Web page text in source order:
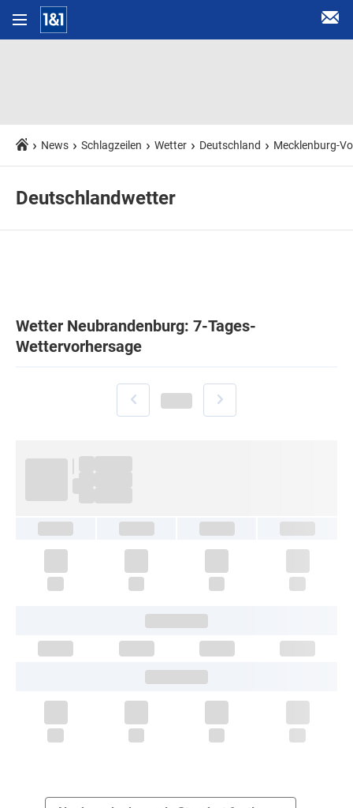
News Schlagzeilen Wetter Deutschland Mecklenburg-
Deutschlandwetter
Wetter Neubrandenburg: 7-Tages-
Wettervorhersage